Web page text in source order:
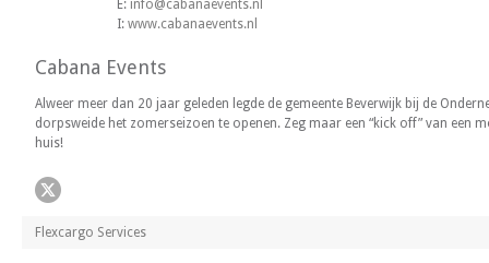
E: info@cabanaevents.nl
I: www.cabanaevents.nl
Cabana Events
Alweer meer dan 20 jaar geleden legde de gemeente Beverwijk bij de
dorpsweide het zomerseizoen te openen. Zeg maar een “kick off” van
huis!
Flexcargo Services